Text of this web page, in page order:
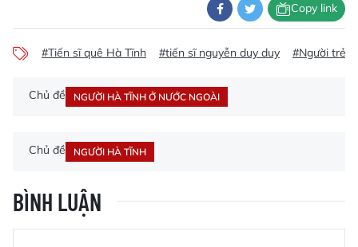
Copy link
#Tiến sĩ quê Hà Tĩnh #tiến sĩ nguyễn duy duy #Người trẻ
Chủ đề NGƯỜI HÀ TĨNH Ở NƯỚC NGOÀI
Chủ đề NGƯỜI HÀ TĨNH
BÌNH LUẬN